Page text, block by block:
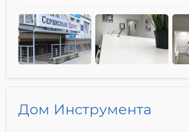
Дом Инструмента